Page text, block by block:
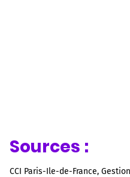
Sources :
CCI Paris-Ile-de-France,